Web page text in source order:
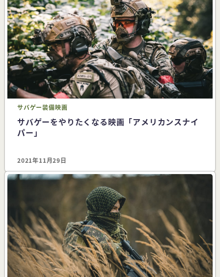
サバゲー装備映画
サバゲーをやりたくなる映画「アメリカンスナイ
パー」
2021年11月29日